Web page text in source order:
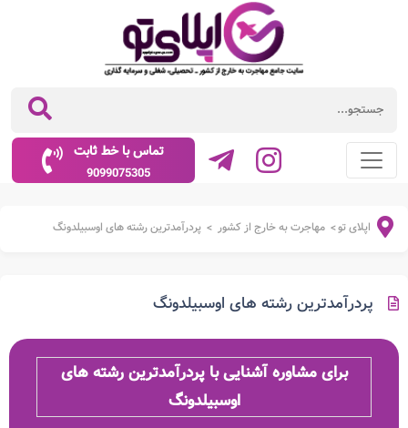
تماس با خط ثابت
9099075305
اپلای تو> مهاجرت به خارج از کشور > پردرآمدترین رشته های اوسبیلدونگ
پردرآمدترین رشته های اوسبیلدونگ
برای مشاوره آشنایی با پردرآمدترین رشته های
اوسبیلدونگ